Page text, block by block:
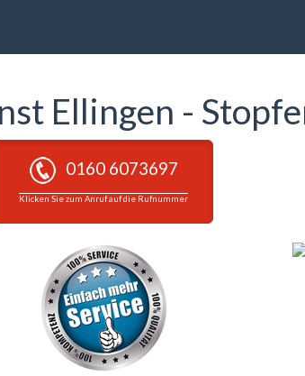
Ellingen -
0160 6073697
Klicken Sie zum Anruf auf die Rufnummer